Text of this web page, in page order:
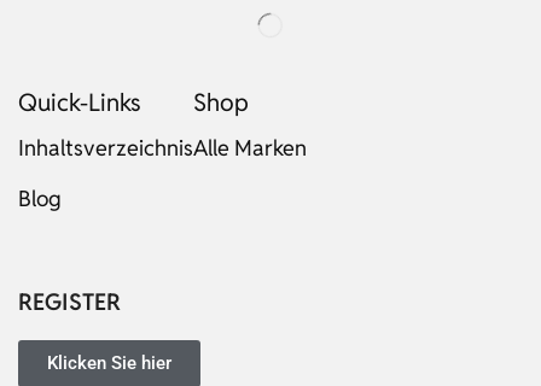
Quick-Links
Inhaltsverzeichnis
Blog
Shop
Alle Marken
REGISTER
Klicken Sie hier